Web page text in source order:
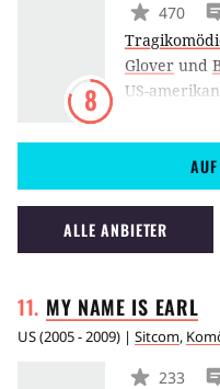
8
470
Glover und
US-
Cousins,
Glover
Henry,
auch in
ALLE ANBIETER
MY NAME IS EARL
US(2005 - 2009) | Sitcom,
233